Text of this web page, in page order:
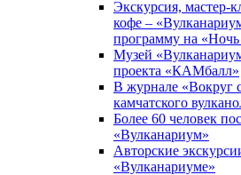
Экскурсия, мастер-
кофе –
программу на «Ночь
Музей
проекта «КАМбалл»
В журнале «Вокруг
камчатского
Более 60 человек
«Вулканариум»
Авторские
«Вулканариуме»